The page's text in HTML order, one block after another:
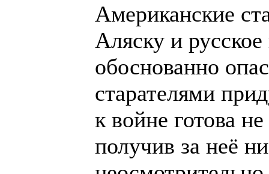
Американские
Аляску и
обоснованно
старателями
к войне готова
получив за неё